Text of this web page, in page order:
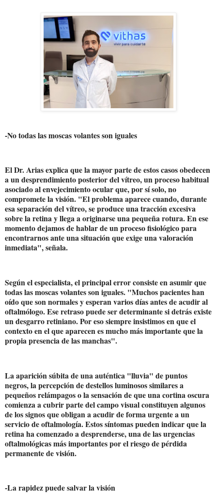
-No todas las moscas volantes son iguales
El Dr. Arias explica que la mayor parte de estos casos obedecen
a un desprendimiento posterior del vítreo, un proceso habitual
asociado al envejecimiento ocular que, por sí solo, no
compromete la visión. "El problema aparece cuando, durante
esa separación del vítreo, se produce una tracción excesiva
sobre la retina y llega a originarse una pequeña rotura. En ese
momento dejamos de hablar de un proceso fisiológico para
encontrarnos ante una situación que exige una valoración
inmediata", señala.
Según el especialista, el principal error consiste en asumir que
todas las moscas volantes son iguales. "Muchos pacientes han
oído que son normales y esperan varios días antes de acudir al
oftalmólogo. Ese retraso puede ser determinante si detrás existe
un desgarro retiniano. Por eso siempre insistimos en que el
contexto en el que aparecen es mucho más importante que la
propia presencia de las manchas".
La aparición súbita de una auténtica "lluvia" de puntos
negros, la percepción de destellos luminosos similares a
pequeños relámpagos o la sensación de que una cortina oscura
comienza a cubrir parte del campo visual constituyen algunos
de los signos que obligan a acudir de forma urgente a un
servicio de oftalmología. Estos síntomas pueden indicar que la
retina ha comenzado a desprenderse, una de las urgencias
oftalmológicas más importantes por el riesgo de pérdida
permanente de visión.
-La rapidez puede salvar la visión